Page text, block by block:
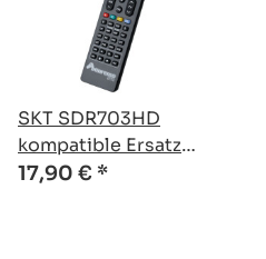
SKT SDR703HD
kompatible Ersatz
Fernbedienung
17,90 € *